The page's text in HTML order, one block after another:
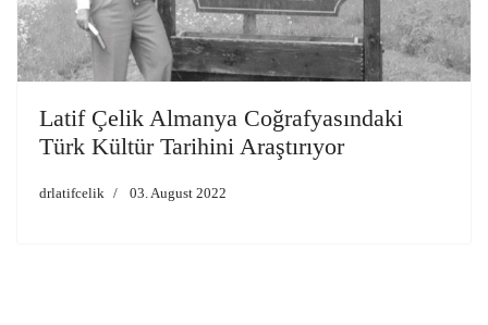
Latif Çelik Almanya Coğrafyasındaki
Türk Kültür Tarihini Araştırıyor
drlatifcelik 03. August 2022